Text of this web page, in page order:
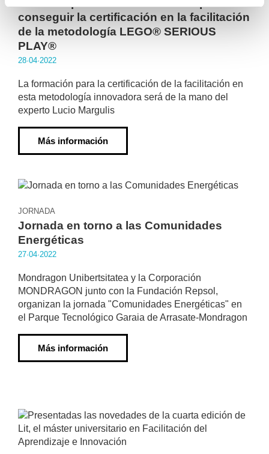
conseguir la certificación en la facilitación
de la metodología LEGO® SERIOUS
PLAY®
28·04·2022
La formación para la certificación de la facilitación en
esta metodología innovadora será de la mano del
experto Lucio Margulis
Más información
JORNADA
Jornada en torno a las Comunidades
Energéticas
27·04·2022
Mondragon Unibertsitatea y la Corporación
MONDRAGON junto con la Fundación Repsol,
organizan la jornada "Comunidades Energéticas" en
el Parque Tecnológico Garaia de Arrasate-Mondragon
Más información